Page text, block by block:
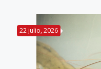
22 julio, 2026